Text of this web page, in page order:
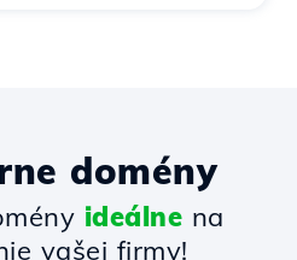
domény
ideálne na
vašej firmy!